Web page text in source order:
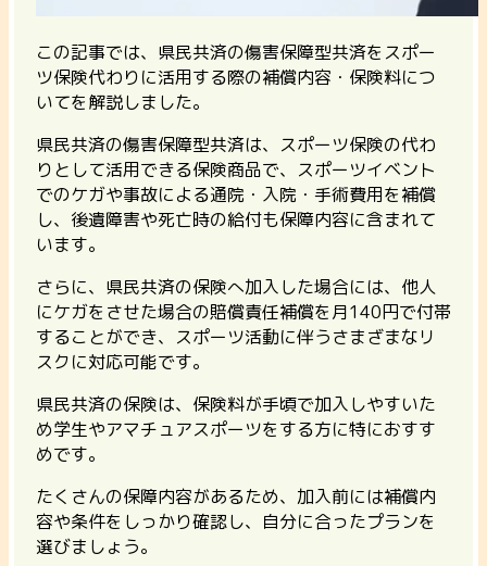
この記事では、県民共済の傷害保障型共済をスポー
ツ保険代わりに活用する際の補償内容・保険料につ
いてを解説しました。
県民共済の傷害保障型共済は、スポーツ保険の代わ
りとして活用できる保険商品で、スポーツイベント
でのケガや事故による通院・入院・手術費用を補償
し、後遺障害や死亡時の給付も保障内容に含まれて
います。
さらに、県民共済の保険へ加入した場合には、他人
にケガをさせた場合の賠償責任補償を月140円で付帯
することができ、スポーツ活動に伴うさまざまなリ
スクに対応可能です。
県民共済の保険は、保険料が手頃で加入しやすいた
め学生やアマチュアスポーツをする方に特におすす
めです。
たくさんの保障内容があるため、加入前には補償内
容や条件をしっかり確認し、自分に合ったプランを
選びましょう。